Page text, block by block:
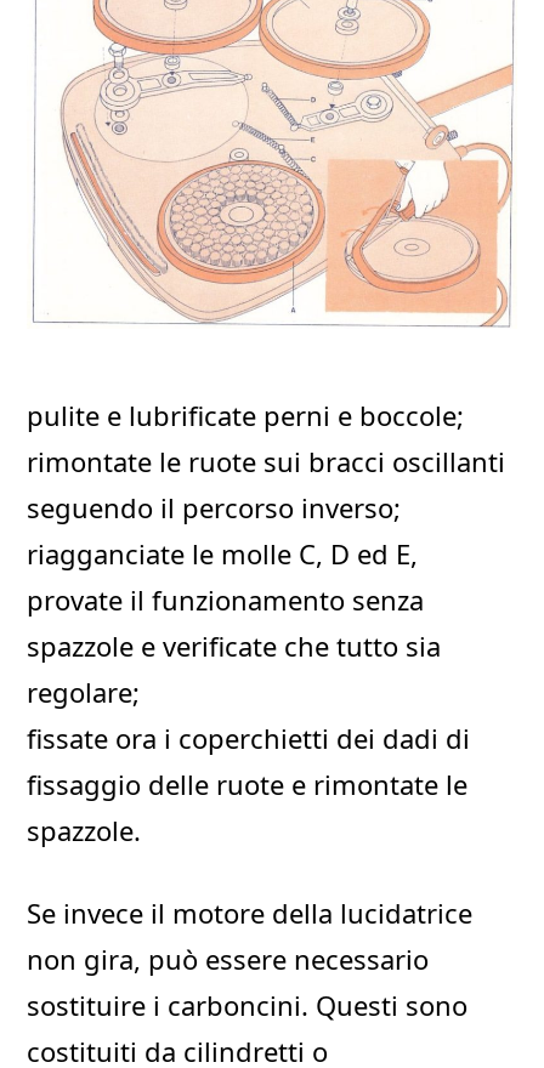
pulite e lubrificate perni e boccole;
rimontate le ruote sui bracci oscillanti
seguendo il percorso inverso;
riagganciate le molle C, D ed E,
provate il funzionamento senza
spazzole e verificate che tutto sia
regolare;
fissate ora i coperchietti dei dadi di
fissaggio delle ruote e rimontate le
spazzole.
Se invece il motore della lucidatrice
non gira, può essere necessario
sostituire i carboncini. Questi sono
costituiti da cilindretti o